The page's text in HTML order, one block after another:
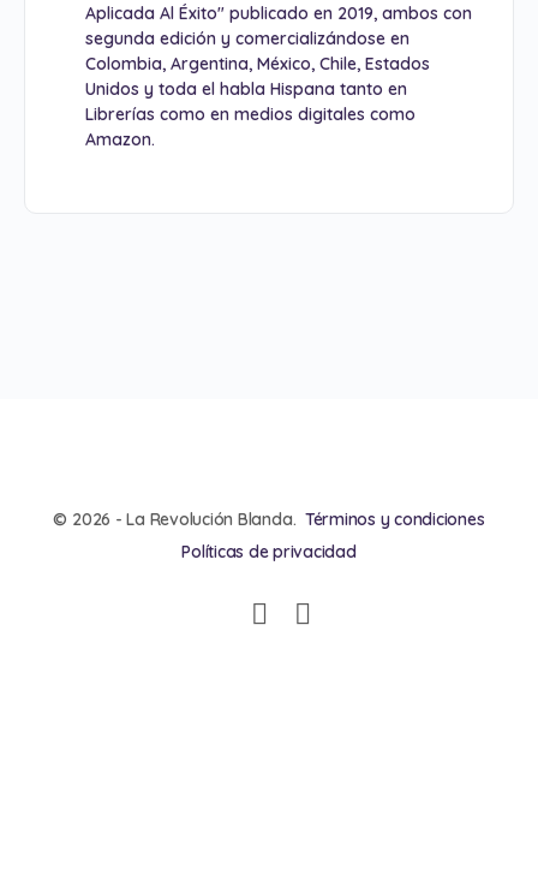
Aplicada Al Éxito" publicado en 2019, ambos con
segunda edición y comercializándose en
Colombia, Argentina, México, Chile, Estados
Unidos y toda el habla Hispana tanto en
Librerías como en medios digitales como
Amazon.
© 2026 - La Revolución Blanda. Términos y condiciones
Políticas de privacidad